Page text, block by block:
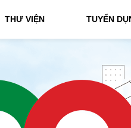
THƯ VIỆN TUYỂN